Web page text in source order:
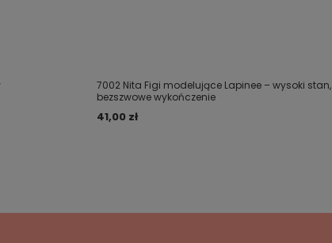
7002 Nita Figi modelujące Lapinee – wysoki stan,
bezszwowe wykończenie
41,00 zł